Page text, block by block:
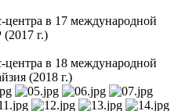
в 17 международной
г.)
в 18 международной
(2018 г.)